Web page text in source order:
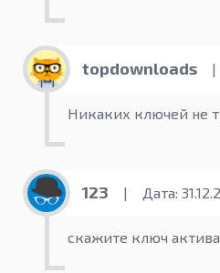
topdownloads |
Никаких ключей не
123 | Дата:
скажите ключ